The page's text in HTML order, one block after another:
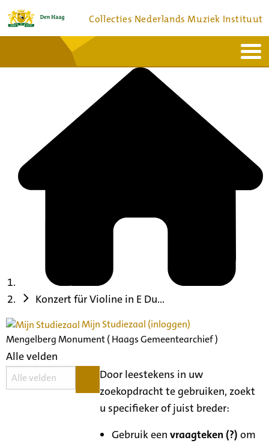
Collecties Nederlands Muziek Instituut
Bronnen en collecties
Konzert für Violine in E Du...
Mijn Studiezaal (inloggen)
Mengelberg Monument ( Haags Gemeentearchief )
Alle velden
Door leestekens in uw
zoekopdracht te gebruiken, zoekt
u specifieker of juist breder:
Gebruik eenvraagteken (?) om